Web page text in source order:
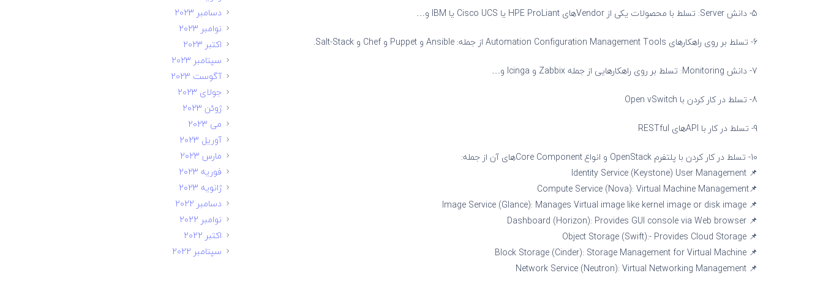
5- دانش Server: تسلط با محصولات یکی از Vendorهای HPE ProLiant یا Cisco UCS یا IBM و…
6- تسلط بر روی راهکارهای Automation Configuration Management Tools از جمله: Ansible و Puppet و Chef و Salt-Stack.
7- دانش Monitoring: تسلط بر روی راهکارهایی از جمله Zabbix و Icinga و…
8- تسلط در کار کردن با Open vSwitch
9- تسلط در کار با APIهای RESTful
10- تسلط در کار کردن با پلتفرم OpenStack و انواع Core Componentهای آن از جمله:
📌 Identity Service (Keystone) User Management
📌Compute Service (Nova): Virtual Machine Management
📌 Image Service (Glance): Manages Virtual image like kernel image or disk image
📌 Dashboard (Horizon): Provides GUI console via Web browser
📌 Object Storage (Swift):- Provides Cloud Storage
📌 Block Storage (Cinder): Storage Management for Virtual Machine
📌 Network Service (Neutron): Virtual Networking Management
دسامبر 2023
نوامبر 2023
اکتبر 2023
سپتامبر 2023
آگوست 2023
جولای 2023
ژوئن 2023
می 2023
آوریل 2023
مارس 2023
فوریه 2023
ژانویه 2023
دسامبر 2022
نوامبر 2022
اکتبر 2022
سپتامبر 2022